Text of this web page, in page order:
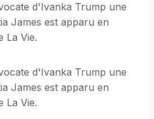
d'Ivanka Trump une
James est apparu en
La Vie.
d'Ivanka Trump une
James est apparu en
La Vie.